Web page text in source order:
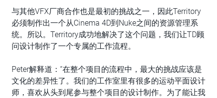
与其他VFX厂商合作也是最初的挑战之一，因此Territory
必须制作出一个从Cinema 4D到Nuke之间的资源管理系
统。所以。Territory成功地解决了这个问题，我们让TD顾
问设计制作了一个专属的工作流程。
Peter解释道：“在整个项目的流程中，最大的挑战应该是
文化的差异性了。我们的工作室里有很多的运动平面设计
师，喜欢从头到尾参与整个项目的设计制作。为了能让我